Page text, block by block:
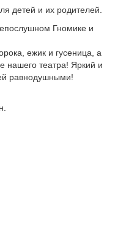
детей и их родителей.
Гномике и
ежик и гусеница, а
нашего театра! Яркий и
равнодушными!